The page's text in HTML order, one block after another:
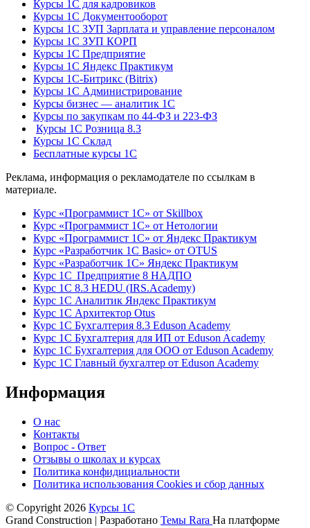
Курсы 1С для кадровиков
Курсы 1С Документооборот
Курсы 1С ЗУП Зарплата и управление персоналом
Курсы 1С ЗУП КОРП
Курсы 1С Предприятие
Курсы 1С Яндекс Практикум
Курсы 1С-Битрикс (Bitrix)
Курсы 1С Администрирование
Курсы бизнес — аналитик 1С
Курсы по закупкам по 44‑ФЗ и 223‑ФЗ
Курсы 1С Розница 8.3
Курсы 1С Склад
Бесплатные курсы 1С
Реклама, информация о рекламодателе по ссылкам в
материале.
Курс «Программист 1С» от Skillbox
Курс «Программист 1С» от Нетологии
Курс «Программист 1С» от Яндекс Практикум
Курс «Разработчик 1С Basic» от OTUS
Курс «Разработчик 1С» Яндекс Практикум
Курс 1С Предприятие 8 НАДПО
Курс 1С 8.3 HEDU (IRS.Academy)
Курс 1С Аналитик Яндекс Практикум
Курс 1С Архитектор Otus
Курс 1С Бухгалтерия 8.3 Eduson Academy
Курс 1С Бухгалтерия для ИП от Eduson Academy
Курс 1С Бухгалтерия для ООО от Eduson Academy
Курс 1С Главный бухгалтер от Eduson Academy
Информация
О нас
Контакты
Вопрос - Ответ
Отзывы о школах и курсах
Политика конфидициальности
Политика использования Cookies и сбор данных
© Copyright 2026 Курсы 1С
Grand Construction | Разработано Темы Rara На платформе